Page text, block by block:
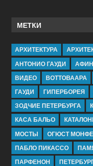
МЕТКИ
АРХИТЕКТУРА
АНТОНИО ГАУДИ
ВИДЕО
ВОТТОВААРА
ГАУДИ
ГИПЕРБОРЕЯ
ЗОДЧИЕ ПЕТЕРБУРГА
КАСА БАЛЬО
МОСТЫ
ОГЮСТ
ПАБЛО ПИКАССО
ПАРФЕНОН